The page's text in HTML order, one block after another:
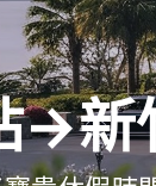
→新